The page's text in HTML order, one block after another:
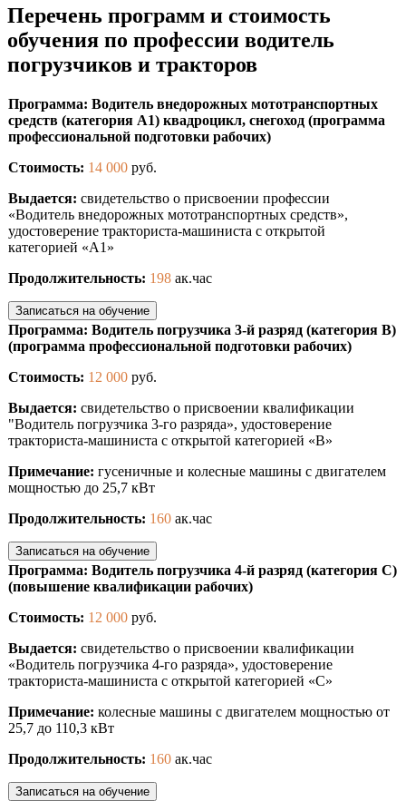
Перечень программ и стоимость
обучения по профессии водитель
погрузчиков и тракторов
Программа: Водитель внедорожных мототранспортных
средств (категория А1) квадроцикл, снегоход (программа
профессиональной подготовки рабочих)
Стоимость: 14 000 руб.
Выдается: свидетельство о присвоении профессии
«Водитель внедорожных мототранспортных средств»,
удостоверение тракториста-машиниста с открытой
категорией «А1»
Продолжительность: 198 ак.час
Записаться на обучение
Программа: Водитель погрузчика 3-й разряд (категория В)
(программа профессиональной подготовки рабочих)
Стоимость: 12 000 руб.
Выдается: свидетельство о присвоении квалификации
"Водитель погрузчика 3-го разряда», удостоверение
тракториста-машиниста с открытой категорией «B»
Примечание: гусеничные и колесные машины с двигателем
мощностью до 25,7 кВт
Продолжительность: 160 ак.час
Записаться на обучение
Программа: Водитель погрузчика 4-й разряд (категория С)
(повышение квалификации рабочих)
Стоимость: 12 000 руб.
Выдается: свидетельство о присвоении квалификации
«Водитель погрузчика 4-го разряда», удостоверение
тракториста-машиниста с открытой категорией «С»
Примечание: колесные машины с двигателем мощностью от
25,7 до 110,3 кВт
Продолжительность: 160 ак.час
Записаться на обучение